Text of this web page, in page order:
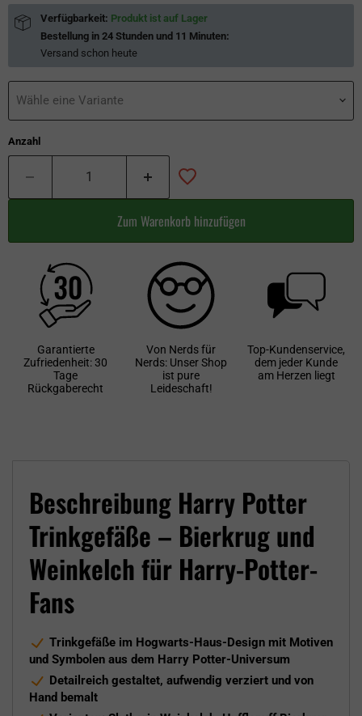
Verfügbarkeit: Produkt ist auf Lager
Bestellung in 24 Stunden und 11 Minuten:
Versand schon heute
Wähle eine Variante
Anzahl
Zum Warenkorb hinzufügen
Garantierte
Zufriedenheit: 30
Tage
Rückgaberecht
Von Nerds für
Nerds: Unser Shop
ist pure
Leideschaft!
Top-Kundenservice,
dem jeder Kunde
am Herzen liegt
Beschreibung Harry Potter
Trinkgefäße – Bierkrug und
Weinkelch für Harry-Potter-
Fans
Trinkgefäße im Hogwarts-Haus-Design mit Motiven
und Symbolen aus dem Harry Potter-Universum
Detailreich gestaltet, aufwendig verziert und von
Hand bemalt